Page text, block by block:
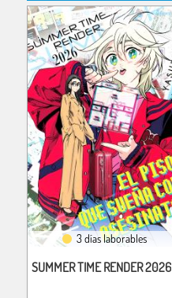
3 días laborables
SUMMER TIME RENDER 2026